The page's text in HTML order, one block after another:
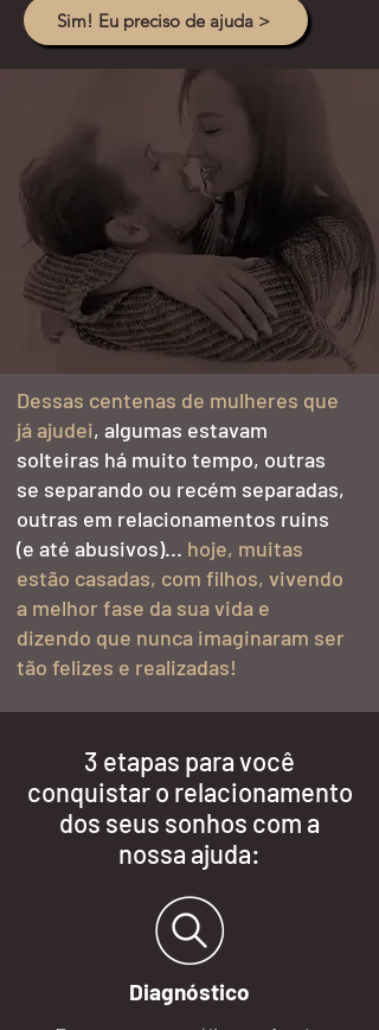
Sim! Eu preciso de ajuda >
Dessas centenas de mulheres que
já ajudei, algumas estavam
solteiras há muito tempo, outras
se separando ou recém separadas,
outras em relacionamentos ruins
(e até abusivos)... hoje, muitas
estão casadas, com filhos, vivendo
a melhor fase da sua vida e
dizendo que nunca imaginaram ser
tão felizes e realizadas!
3 etapas para você
conquistar o relacionamento
dos seus sonhos com a
nossa ajuda:
Diagnóstico